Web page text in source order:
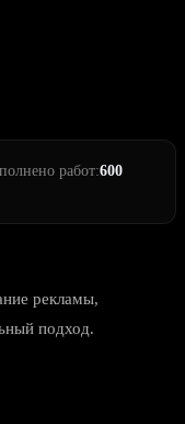
работ:600
рекламы,
подход.